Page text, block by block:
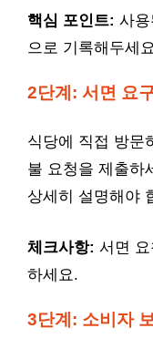
핵심 포인트: 사
으로 기록해두세
2단계: 서면 요
식당에 직접 방문
불 요청을 제출하
상세히 설명해야
체크사항: 서면
하세요.
3단계: 소비자